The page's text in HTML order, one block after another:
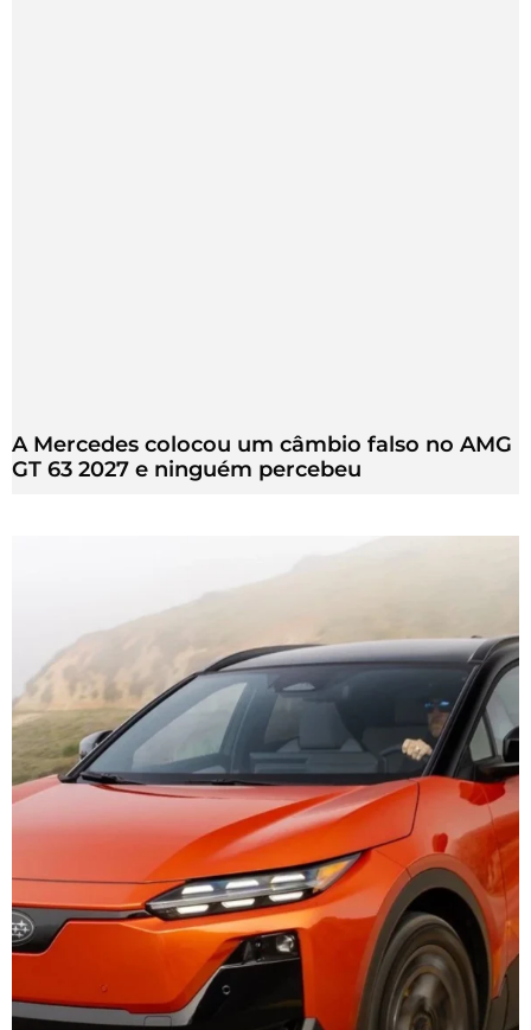
A Mercedes colocou um câmbio falso no AMG
GT 63 2027 e ninguém percebeu